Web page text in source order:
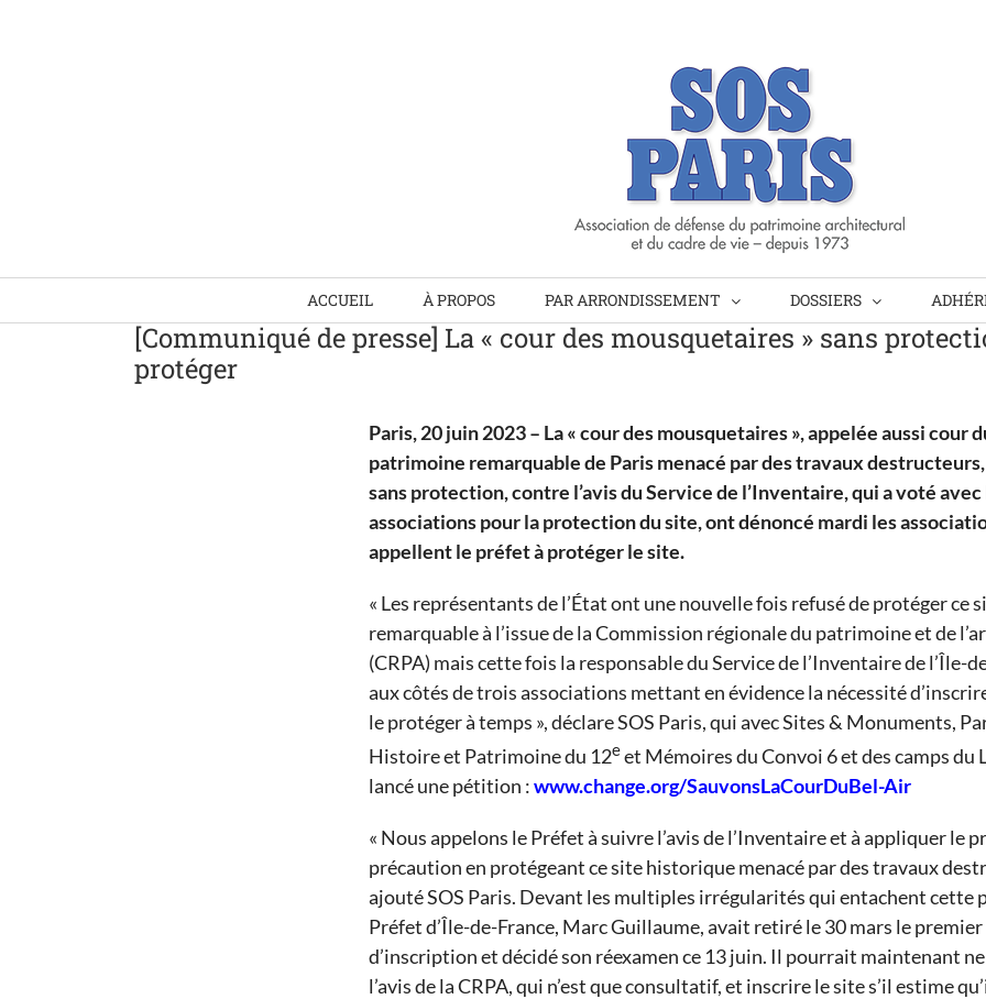
ACCUEIL À PROPOS PAR ARRONDISSEMENT DOSSIERS
[Communiqué de presse] La « cour des mousquetaires » sans
protéger
Paris, 20 juin 2023 – La « cour des mousquetaires », appelée aussi cour
patrimoine remarquable de Paris menacé par des travaux
sans protection, contre l’avis du Service de l’Inventaire, qui a voté avec
associations pour la protection du site, ont dénoncé mardi les
appellent le préfet à protéger le site.
« Les représentants de l’État ont une nouvelle fois refusé de protéger ce
remarquable à l’issue de la Commission régionale du patrimoine et de
(CRPA) mais cette fois la responsable du Service de l’Inventaire de l’Île-
aux côtés de trois associations mettant en évidence la nécessité
le protéger à temps », déclare SOS Paris, qui avec Sites & Monuments,
Histoire et Patrimoine du 12eet Mémoires du Convoi 6 et des camps du
lancé une pétition :www.change.org/SauvonsLaCourDuBel-Air
« Nous appelons le Préfet à suivre l’avis de l’Inventaire et à appliquer le
précaution en protégeant ce site historique menacé par des travaux
ajouté SOS Paris. Devant les multiples irrégularités qui entachent cette
Préfet d’Île-de-France, Marc Guillaume, avait retiré le 30 mars le
d’inscription et décidé son réexamen ce 13 juin. Il pourrait maintenant
l’avis de la CRPA, qui n’est que consultatif, et inscrire le site s’il estime